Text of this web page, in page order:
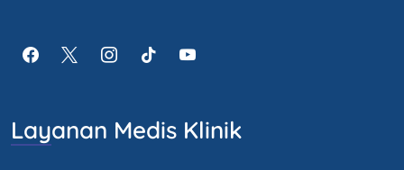
Layanan Medis Klinik